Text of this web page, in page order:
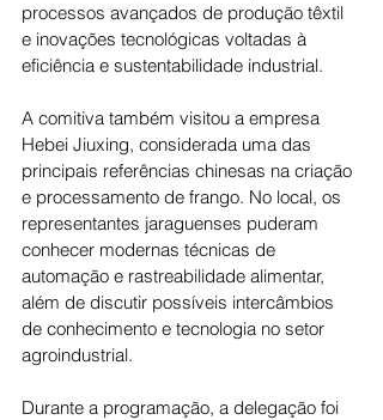
processos avançados de produção têxtil
e inovações tecnológicas voltadas à
eficiência e sustentabilidade industrial.
A comitiva também visitou a empresa
Hebei Jiuxing, considerada uma das
principais referências chinesas na criação
e processamento de frango. No local, os
representantes jaraguenses puderam
conhecer modernas técnicas de
automação e rastreabilidade alimentar,
além de discutir possíveis intercâmbios
de conhecimento e tecnologia no setor
agroindustrial.
Durante a programação, a delegação foi